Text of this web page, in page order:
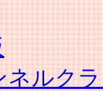
ルクラ